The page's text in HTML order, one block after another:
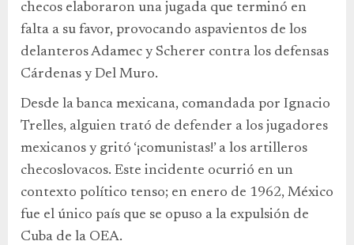
checos elaboraron una jugada que terminó en
falta a su favor, provocando aspavientos de los
delanteros Adamec y Scherer contra los defensas
Cárdenas y Del Muro.
Desde la banca mexicana, comandada por Ignacio
Trelles, alguien trató de defender a los jugadores
mexicanos y gritó ‘¡comunistas!’ a los artilleros
checoslovacos. Este incidente ocurrió en un
contexto político tenso; en enero de 1962, México
fue el único país que se opuso a la expulsión de
Cuba de la OEA.